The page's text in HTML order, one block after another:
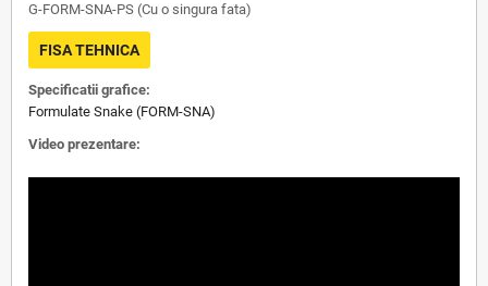
G-FORM-SNA-PS (Cu o singura fata)
FISA TEHNICA
Specificatii grafice:
Formulate Snake (FORM-SNA)
Video prezentare: